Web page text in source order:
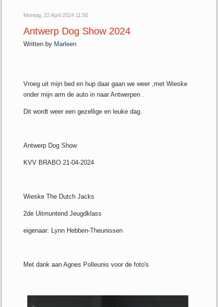
Montag, 22 April 2024 11:50
Antwerp Dog Show 2024
Written by Marleen
Vroeg uit mijn bed en hup daar gaan we weer ,met Wieske
onder mijn arm de auto in naar Antwerpen .
Dit wordt weer een gezellige en leuke dag.
Antwerp Dog Show
KVV BRABO 21-04-2024
Wieske The Dutch Jacks
2de Uitmuntend Jeugdklass
eigenaar: Lynn Hebben-Theunissen
Met dank aan Agnes Polleunis voor de foto's